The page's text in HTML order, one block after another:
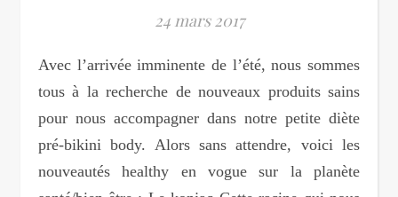
24 mars 2017
Avec l’arrivée imminente de l’été, nous sommes
tous à la recherche de nouveaux produits sains
pour nous accompagner dans notre petite diète
pré-bikini body. Alors sans attendre, voici les
nouveautés healthy en vogue sur la planète